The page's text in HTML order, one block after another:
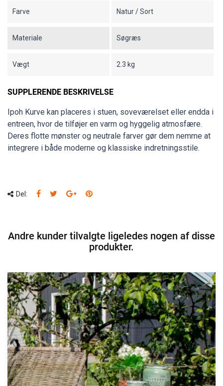
Farve Natur / Sort
Materiale Søgræs
Vægt 2.3 kg
SUPPLERENDE BESKRIVELSE
Ipoh Kurve kan placeres i stuen, soveværelset eller endda i
entreen, hvor de tilføjer en varm og hyggelig atmosfære.
Deres flotte mønster og neutrale farver gør dem nemme at
integrere i både moderne og klassiske indretningsstile.
Del:
Andre kunder tilvalgte ligeledes nogen af disse
produkter.